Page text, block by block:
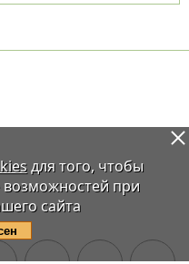
для того, чтобы
при
сайта